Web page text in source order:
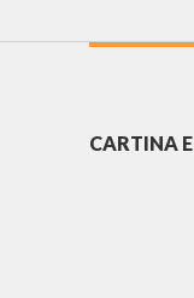
CARTINA